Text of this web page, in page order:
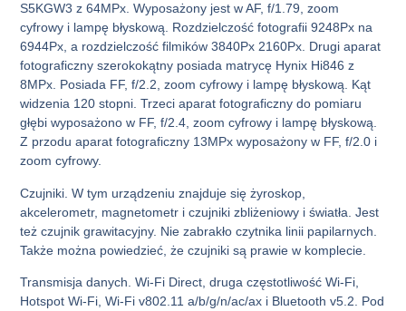
S5KGW3 z 64MPx. Wyposażony jest w AF, f/1.79, zoom
cyfrowy i lampę błyskową. Rozdzielczość fotografii 9248Px na
6944Px, a rozdzielczość filmików 3840Px 2160Px. Drugi aparat
fotograficzny szerokokątny posiada matrycę Hynix Hi846 z
8MPx. Posiada FF, f/2.2, zoom cyfrowy i lampę błyskową. Kąt
widzenia 120 stopni. Trzeci aparat fotograficzny do pomiaru
głębi wyposażono w FF, f/2.4, zoom cyfrowy i lampę błyskową.
Z przodu aparat fotograficzny 13MPx wyposażony w FF, f/2.0 i
zoom cyfrowy.
Czujniki. W tym urządzeniu znajduje się żyroskop,
akcelerometr, magnetometr i czujniki zbliżeniowy i światła. Jest
też czujnik grawitacyjny. Nie zabrakło czytnika linii papilarnych.
Także można powiedzieć, że czujniki są prawie w komplecie.
Transmisja danych. Wi-Fi Direct, druga częstotliwość Wi-Fi,
Hotspot Wi-Fi, Wi-Fi v802.11 a/b/g/n/ac/ax i Bluetooth v5.2. Pod